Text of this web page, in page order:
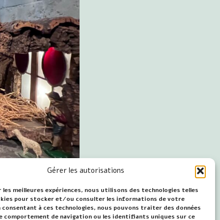
Gérer les autorisations
meilleures expériences, nous utilisons des technologies telles
pour stocker et/ou consulter les informations de votre
consentant à ces technologies, nous pouvons traiter des données
comportement de navigation ou les identifiants uniques sur ce